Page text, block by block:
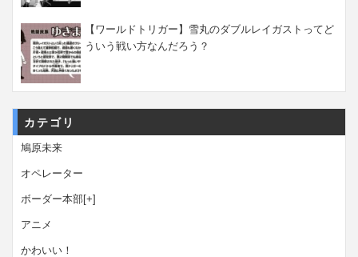
【ワールドトリガー】雪丸のダブルレイガストってど
ういう戦い方なんだろう？
カテゴリ
鳩原未来
オペレーター
ボーダー本部[+]
アニメ
かわいい！